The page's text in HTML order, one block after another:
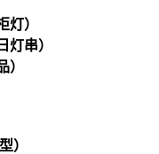
灯）
灯串）
）
）